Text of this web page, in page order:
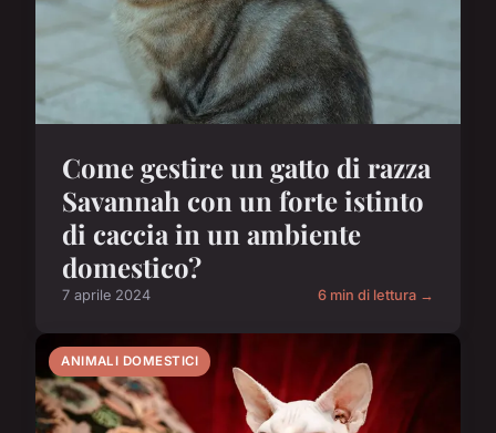
Come gestire un gatto di razza
Savannah con un forte istinto
di caccia in un ambiente
domestico?
7 aprile 2024 6 min di lettura →
ANIMALI DOMESTICI